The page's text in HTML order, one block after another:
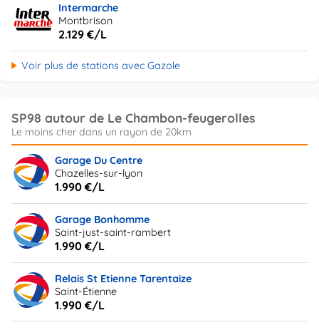
Intermarche
Montbrison
2.129 €/L
Voir plus de stations avec Gazole
SP98 autour de Le Chambon-feugerolles
Garage Du Centre
Chazelles-sur-lyon
1.990 €/L
Garage Bonhomme
Saint-just-saint-rambert
1.990 €/L
Relais St Etienne Tarentaize
Saint-Étienne
1.990 €/L